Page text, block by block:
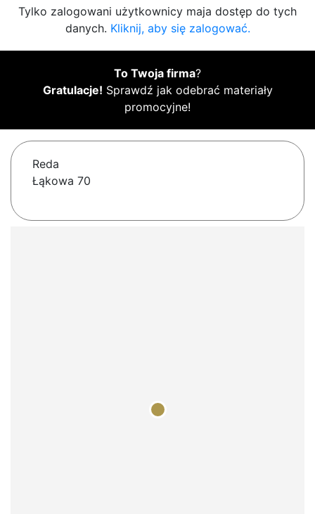
Tylko zalogowani użytkownicy maja dostęp do tych
danych. Kliknij, aby się zalogować.
To Twoja firma?
Gratulacje! Sprawdź jak odebrać materiały
promocyjne!
Reda
Łąkowa 70